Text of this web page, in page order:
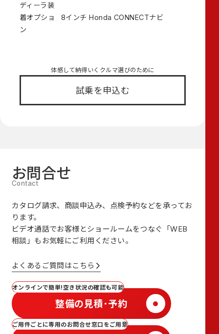
ディーラ装
着オプショ
ン
8インチ Honda CONNECTナビ
体感して納得いくクルマ選びのために
試乗を申込む
お問合せ
カタログ請求、商談申込み、点検予約などを承ってお
ります。
ビデオ通話でお客様とショールームをつなぐ
「WEB
相談」も お気軽にご利用ください。
よくあるご質問はこちら
オンラインで簡単!空き状況の確認も可能
整備の見積･予約
ご用件ごとに専用のお問合せ窓口をご用意